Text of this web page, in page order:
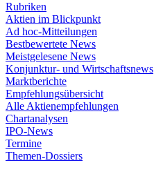
Rubriken
Aktien im Blickpunkt
Ad hoc-Mitteilungen
Bestbewertete News
Meistgelesene News
Konjunktur- und Wirtschaftsnews
Marktberichte
Empfehlungsübersicht
Alle Aktienempfehlungen
Chartanalysen
IPO-News
Termine
Themen-Dossiers